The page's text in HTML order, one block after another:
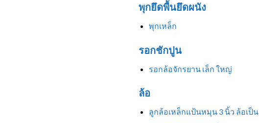
พุกยึดพื้นยึดผนัง
พุกเหล็ก
รอกชักปูน
รอกล้อจักรยาน เล็ก ใหญ่
ล้อ
ลูกล้อเหล็กแป้นหมุน 3 นิ้ว ล้อเป็น